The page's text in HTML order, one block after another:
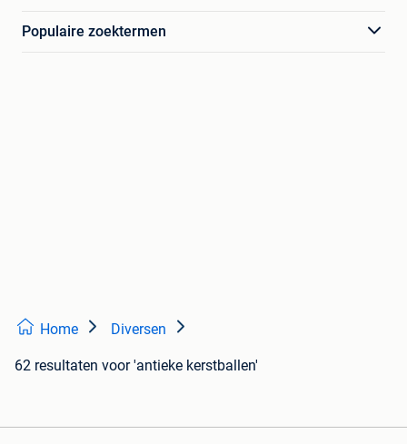
Populaire zoektermen
Home Diversen
62 resultaten voor 'antieke kerstballen'